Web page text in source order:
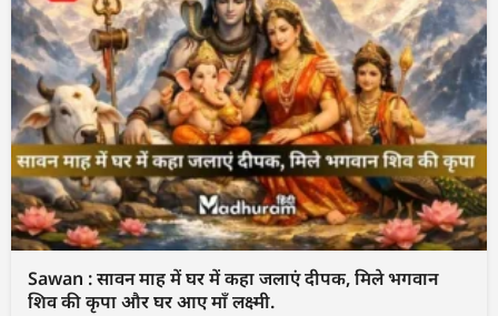
Sawan : सावन माह में घर में कहा जलाएं दीपक, मिले भगवान
शिव की कृपा और घर आए माँ लक्ष्मी.